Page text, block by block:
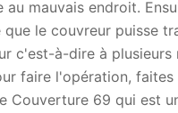
au mauvais endroit.
que le couvreur puisse
c'est-à-dire à plusieurs
faire l'opération, faites
Couverture 69 qui est